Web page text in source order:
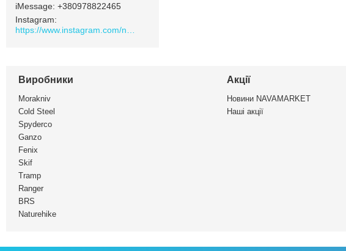
iMessage +380978822465
Instagram
Виробники
Morakniv
Cold Steel
Spyderco
Ganzo
Fenix
Skif
Tramp
Ranger
BRS
Naturehike
Акції
Новини NAVAMARKET
Наші акції